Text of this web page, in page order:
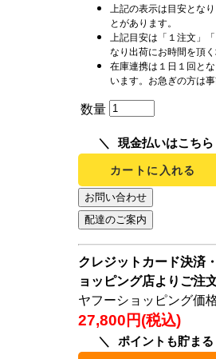
上記の表示は目安とな
とがあります。
上記目安は「１注文」
なり出荷にお時間を頂く
在庫連携は１日１回と
います。お急ぎの方は
数量
現金払いはこちら
カートに入れる
クレジットカード決済
ョッピング店よりご注
ヤフーショッピング価
27,800円(税込)
ポイントも貯まる